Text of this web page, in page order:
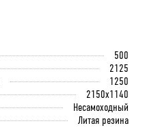
500
2125
1250
2150x1140
Несамоходный
Литая резина